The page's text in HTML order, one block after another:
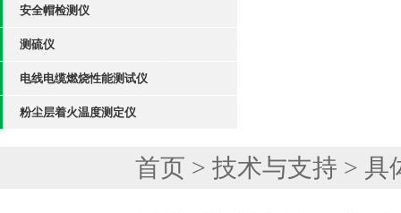
安全帽检测仪
测硫仪
电线电缆燃烧性能测试仪
粉尘层着火温度测定仪
首页 > 技术与支持 > 具